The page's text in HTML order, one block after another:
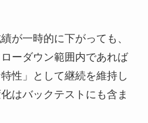
が一時的に下がっても、
ーダウン範囲内であれば
性」として継続を維持し
はバックテストにも含ま